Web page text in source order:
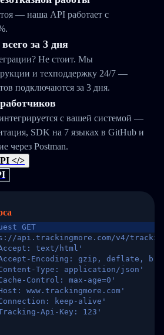
— наша API работает с
за 3 дня
Не стоит. Мы
и техподдержку 24/7 —
подключаются за 3 дня.
с вашей системой —
SDK на 7 языках в GitHub и
через Postman.
</>
GET
v4/trackings/
text/html'
Encoding: gzip, deflate,
Type: application/json'
Control: max-age=0'
www.trackingmore.com'
keep-alive'
Api-Key: 123'